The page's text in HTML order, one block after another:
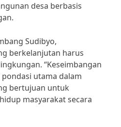
desa berbasis
Sudibyo,
berkelanjutan harus
“Keseimbangan
utama dalam
bertujuan untuk
masyarakat secara